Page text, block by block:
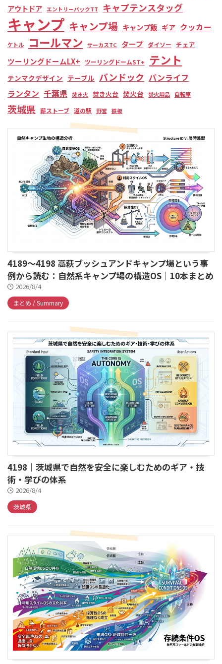
アウトドア エントリーパックTT キャプテンスタッグ
キャンプ キャンプ場 キャンプ飯 ギア クッカー
ケトル コールマン サーカスTC タープ ダイソー チェア
ツーリングドームLX+ ツーリングドームST+ テント
テンマクデザイン テーブル バンドック バンライフ
ランタン 千葉県 焚き火 焚き火台 焚火台 焚火用品 自転車
茨城県 薪ストーブ 道の駅 野営 鉄板
4189～4198 高萩ブッシュアンドキャンプ場という事
例から読む：自然系キャンプ場の構造OS｜10本まとめ
2026/8/4
まとめ / Summary
4198｜茨城県で自然を安全に楽しむためのギア・技
術・学びの体系
2026/8/4
茨城県